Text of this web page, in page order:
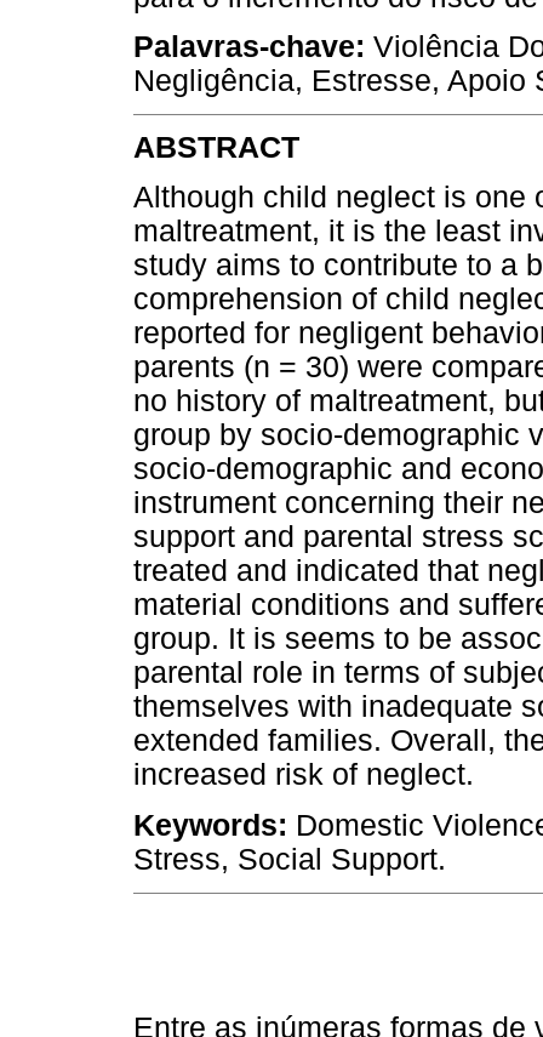
Palavras-chave: Violência
Negligência, Estresse, Apoio
ABSTRACT
Although child neglect is one
maltreatment, it is the least
study aims to contribute to a
comprehension of child
reported for negligent
parents (n = 30) were
no history of maltreatment,
group by socio-demographic
socio-demographic and
instrument concerning their
support and parental stress
treated and indicated that
material conditions and
group. It is seems to be
parental role in terms of
themselves with inadequate
extended families. Overall,
increased risk of neglect.
Keywords: Domestic
Stress, Social Support.
Entre as inúmeras formas